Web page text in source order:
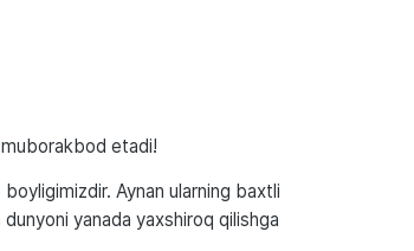
muborakbod etadi!
Aynan ularning baxtli
yanada yaxshiroq qilishga